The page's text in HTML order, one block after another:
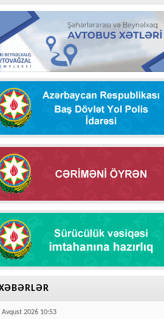
Avqust 2026 10:53